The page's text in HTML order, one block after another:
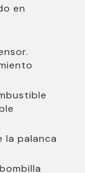
en
la palanca